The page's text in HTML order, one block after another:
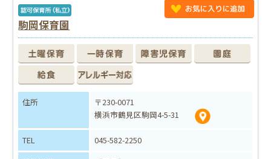
駒岡保育園
住所
〒230-0071
横浜市鶴見区駒岡4-5-31
TEL
045-582-2250